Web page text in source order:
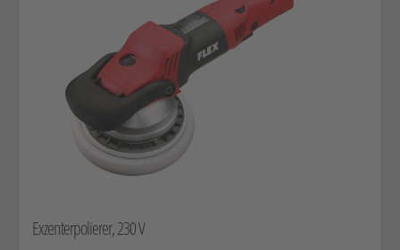
Exzenterpolierer, 230 V